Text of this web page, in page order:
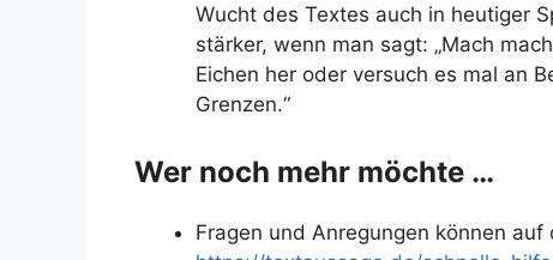
Wucht des Textes auch in heutiger
stärker, wenn man sagt: „Mach
Eichen her oder versuch es mal an
Grenzen.“
Wer noch mehr möchte …
Fragen und Anregungen können